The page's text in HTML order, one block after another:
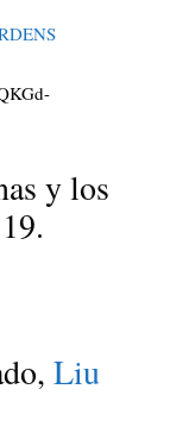
y los
Liu